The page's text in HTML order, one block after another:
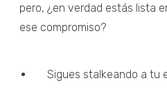
pero, ¿en verdad estás lista
ese compromiso?
Sigues stalkeando a tu